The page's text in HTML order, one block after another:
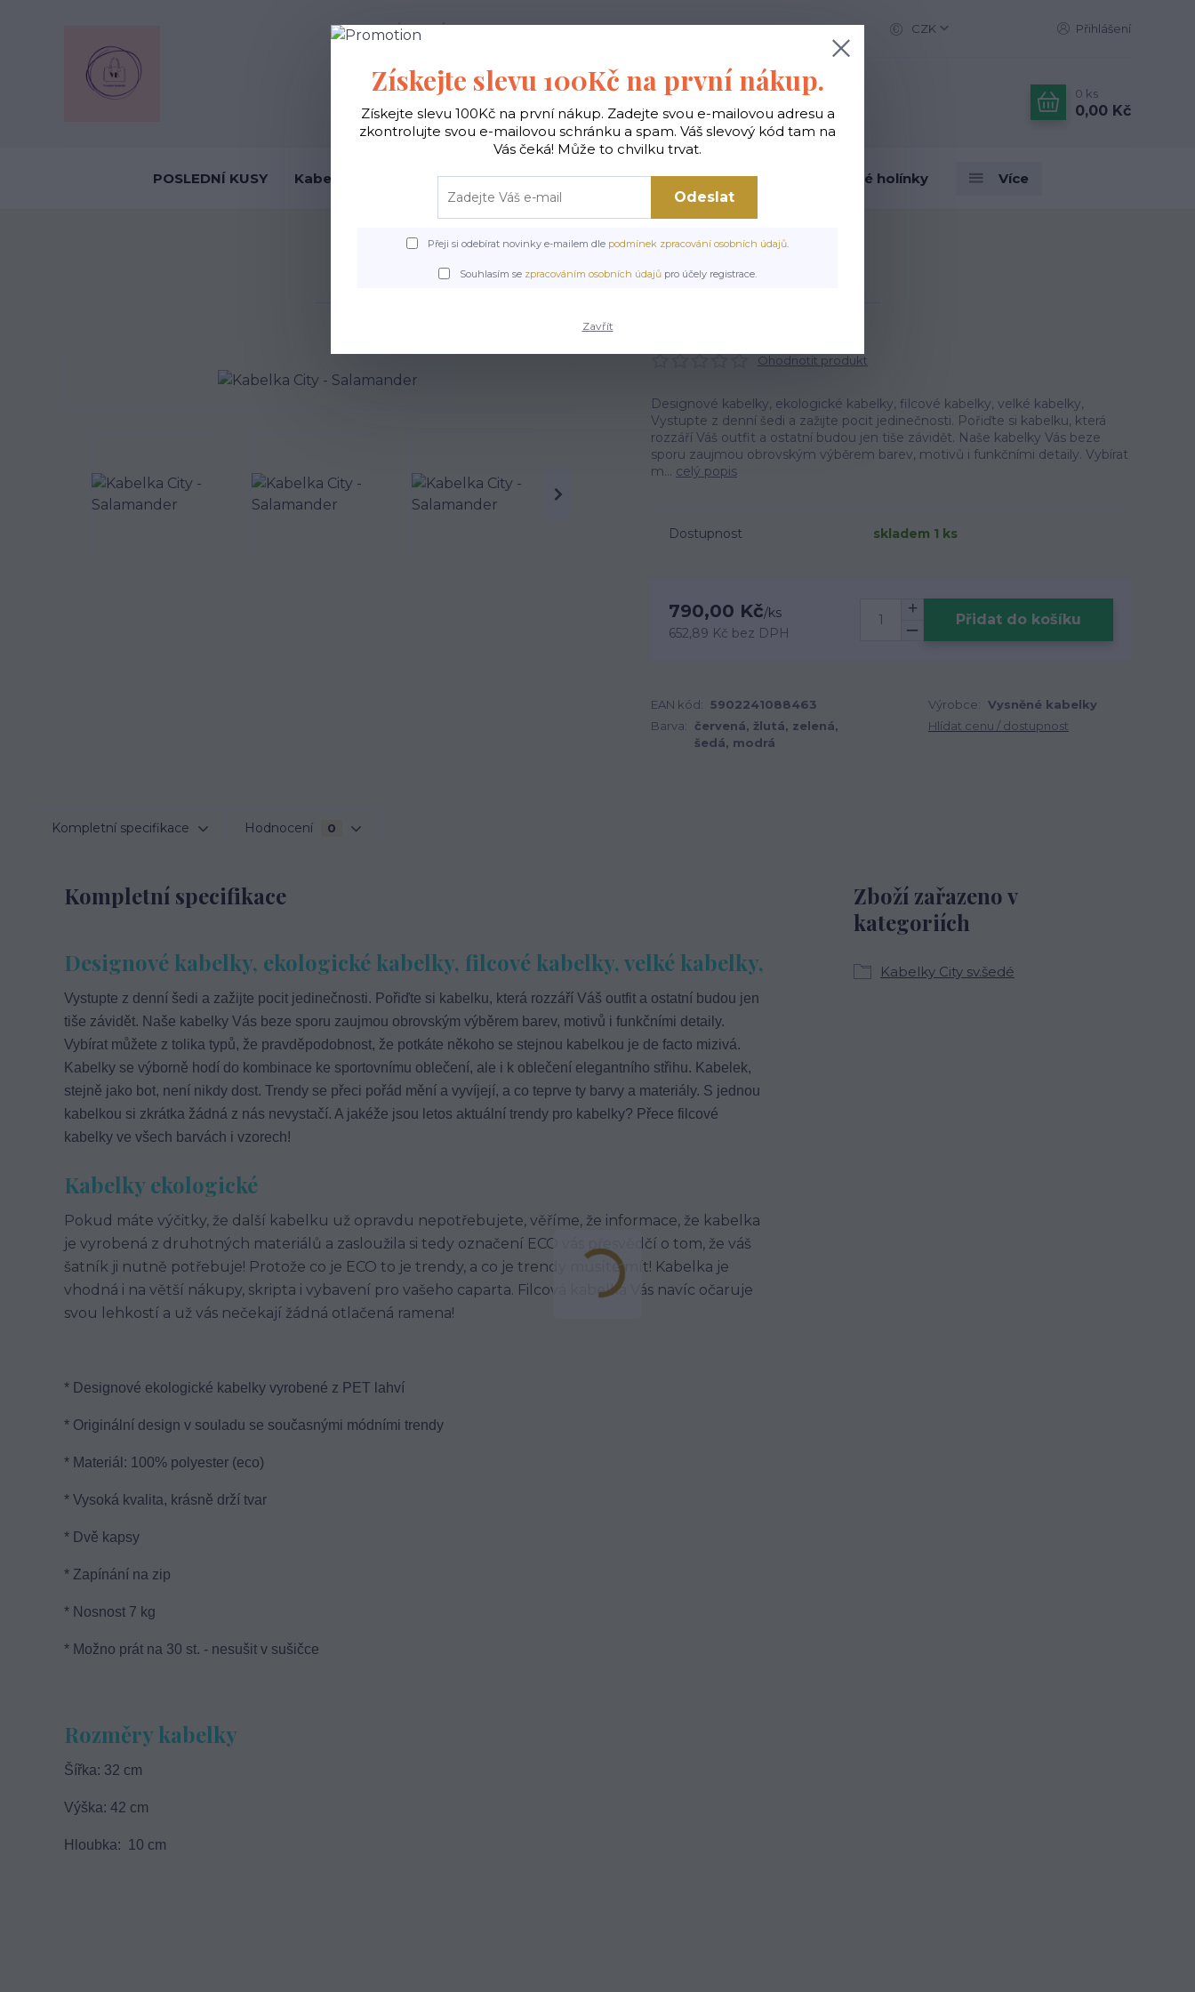
OBCHODNÍ PODMÍNKY JAK NAKUPOVAT KONTAKTY CZK Přihlášení
0 ks
0,00 Kč
POSLEDNÍ KUSY Kabelky ekologické Vaky na záda Polštáře Doplňky Designové holínky Více
Kabelky ekologické Kabelky velké Kabelky City sv.šedé Kabelka City - Salamander
Ohodnotit produkt
Designové kabelky, ekologické kabelky, filcové kabelky, velké kabelky,
Vystupte z denní šedi a zažijte pocit jedinečnosti. Pořiďte si kabelku, která
rozzáří Váš outfit a ostatní budou jen tiše závidět. Naše kabelky Vás beze
sporu zaujmou obrovským výběrem barev, motivů i funkčními detaily. Vybírat
m... celý popis
Dostupnost skladem 1 ks
790,00 Kč/ks
652,89 Kč bez DPH
Přidat do košíku
EAN kód: 5902241088463 Výrobce: Vysněné kabelky
Barva:
červená, žlutá, zelená,
šedá, modrá
Hlídat cenu / dostupnost
Kompletní specifikace Hodnocení 0
Kompletní specifikace
Designové kabelky, ekologické kabelky, filcové kabelky, velké kabelky,
Vystupte z denní šedi a zažijte pocit jedinečnosti. Pořiďte si kabelku, která rozzáří Váš outfit a ostatní budou jen
tiše závidět. Naše kabelky Vás beze sporu zaujmou obrovským výběrem barev, motivů i funkčními detaily.
Vybírat můžete z tolika typů, že pravděpodobnost, že potkáte někoho se stejnou kabelkou je de facto mizivá.
Kabelky se výborně hodí do kombinace ke sportovnímu oblečení, ale i k oblečení elegantního střihu. Kabelek,
stejně jako bot, není nikdy dost. Trendy se přeci pořád mění a vyvíjejí, a co teprve ty barvy a materiály. S jednou
kabelkou si zkrátka žádná z nás nevystačí. A jakéže jsou letos aktuální trendy pro kabelky? Přece filcové
kabelky ve všech barvách i vzorech!
Kabelky ekologické
Pokud máte výčitky, že další kabelku už opravdu nepotřebujete, věříme, že informace, že kabelka
je vyrobená z druhotných materiálů a zasloužila si tedy označení ECO vás přesvědčí o tom, že váš
šatník ji nutně potřebuje! Protože co je ECO to je trendy, a co je trendy musíte mít! Kabelka je
vhodná i na větší nákupy, skripta i vybavení pro vašeho caparta. Filcová kabelka Vás navíc očaruje
svou lehkostí a už vás nečekají žádná otlačená ramena!
* Designové ekologické kabelky vyrobené z PET lahví
* Originální design v souladu se současnými módními trendy
* Materiál: 100% polyester (eco)
* Vysoká kvalita, krásně drží tvar
* Dvě kapsy
* Zapínání na zip
* Nosnost 7 kg
* Možno prát na 30 st. - nesušit v sušičce
Rozměry kabelky
Šířka: 32 cm
Výška: 42 cm
Hloubka: 10 cm
Zboží zařazeno v
kategoriích
Kabelky City sv.šedé
Získejte slevu 100Kč na první nákup.
Získejte slevu 100Kč na první nákup. Zadejte svou e-mailovou adresu a
zkontrolujte svou e-mailovou schránku a spam. Váš slevový kód tam na
Vás čeká! Může to chvilku trvat.
Odeslat
Přeji si odebírat novinky e-mailem dle podmínek zpracování osobních údajů.
Souhlasím se zpracováním osobních údajů pro účely registrace.
Zavřít